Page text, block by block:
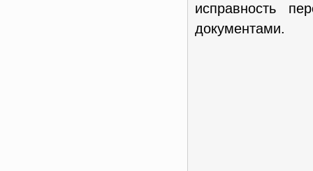
исправность
документами.